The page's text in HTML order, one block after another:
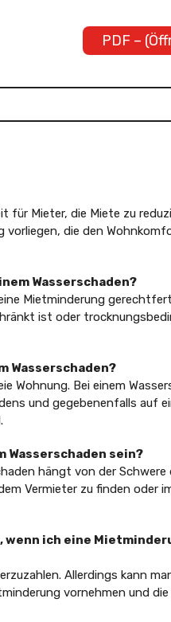
PDF –
für Mieter, die Miete zu
vorliegen, die den
Wasserschaden?
Mietminderung
ist oder
Wasserschaden?
Wohnung. Bei einem
und gegebenenfalls auf
Wasserschaden sein?
hängt von der Schwere
Vermieter zu finden oder
wenn ich eine
Allerdings kann
vornehmen und